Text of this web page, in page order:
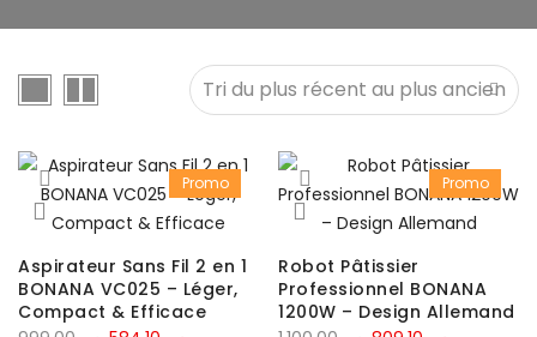
Promo
Aspirateur Sans Fil 2 en 1
BONANA VC025 – Léger,
Compact & Efficace
Promo
Robot Pâtissier
Professionnel BONANA
1200W – Design Allemand